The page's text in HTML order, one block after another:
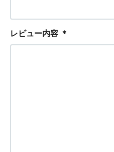
レビュー内容 ＊